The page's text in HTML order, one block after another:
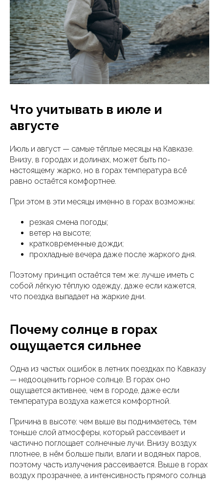
Что учитывать в июле и
августе
Июль и август — самые тёплые месяцы на Кавказе.
Внизу, в городах и долинах, может быть по-
настоящему жарко, но в горах температура всё
равно остаётся комфортнее.
При этом в эти месяцы именно в горах возможны:
резкая смена погоды;
ветер на высоте;
кратковременные дожди;
прохладные вечера даже после жаркого дня.
Поэтому принцип остаётся тем же: лучше иметь с
собой лёгкую тёплую одежду, даже если кажется,
что поездка выпадает на жаркие дни.
Почему солнце в горах
ощущается сильнее
Одна из частых ошибок в летних поездках по Кавказу
— недооценить горное солнце. В горах оно
ощущается активнее, чем в городе, даже если
температура воздуха кажется комфортной.
Причина в высоте: чем выше вы поднимаетесь, тем
тоньше слой атмосферы, который рассеивает и
частично поглощает солнечные лучи. Внизу воздух
плотнее, в нём больше пыли, влаги и водяных паров,
поэтому часть излучения рассеивается. Выше в горах
воздух прозрачнее, а интенсивность прямого солнца